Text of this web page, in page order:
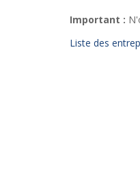
Important :
Liste des